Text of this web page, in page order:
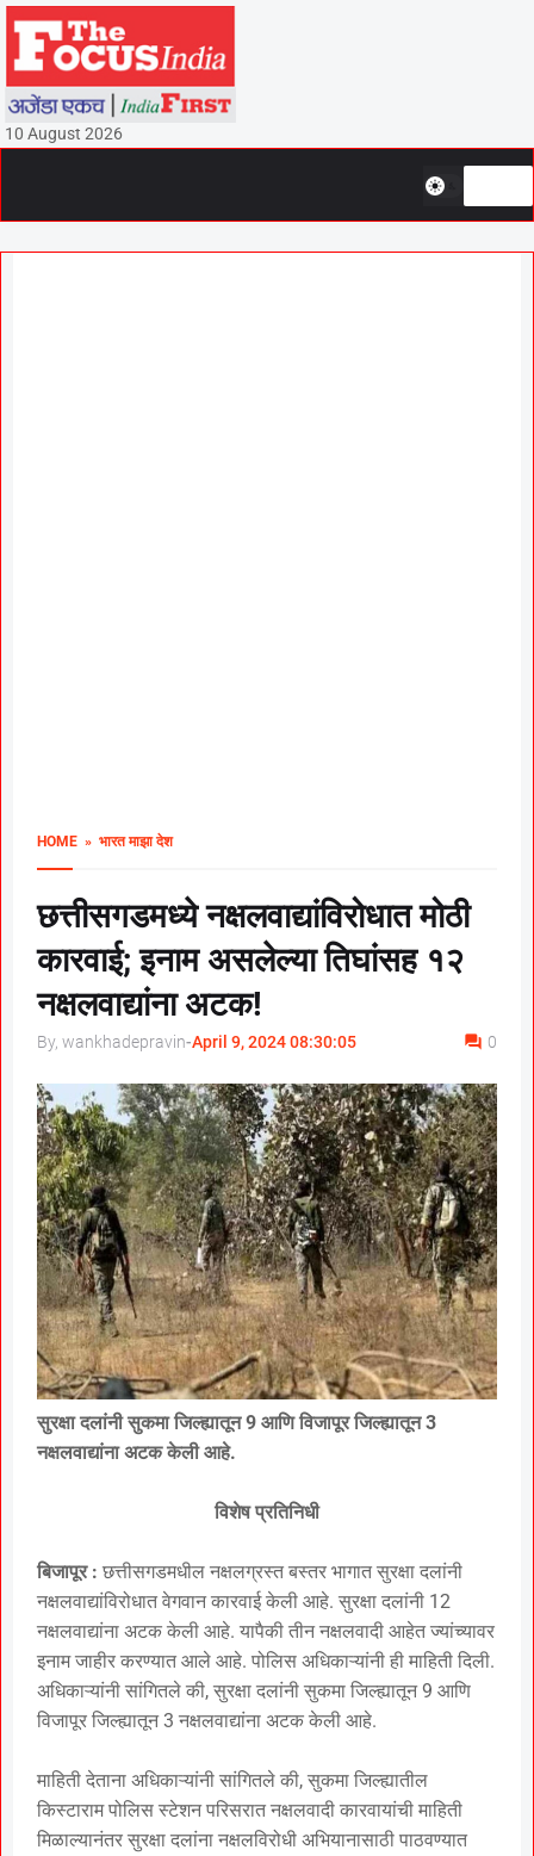
10 August 2026
HOME » भारत माझा देश
छत्तीसगडमध्ये नक्षलवाद्यांविरोधात मोठी
कारवाई; इनाम असलेल्या तिघांसह १२
नक्षलवाद्यांना अटक!
By, wankhadepravin-April 9, 2024 08:30:05 0
सुरक्षा दलांनी सुकमा जिल्ह्यातून 9 आणि विजापूर जिल्ह्यातून 3
नक्षलवाद्यांना अटक केली आहे.
विशेष प्रतिनिधी
बिजापूर : छत्तीसगडमधील नक्षलग्रस्त बस्तर भागात सुरक्षा दलांनी
नक्षलवाद्यांविरोधात वेगवान कारवाई केली आहे. सुरक्षा दलांनी 12
नक्षलवाद्यांना अटक केली आहे. यापैकी तीन नक्षलवादी आहेत ज्यांच्यावर
इनाम जाहीर करण्यात आले आहे. पोलिस अधिकाऱ्यांनी ही माहिती दिली.
अधिकाऱ्यांनी सांगितले की, सुरक्षा दलांनी सुकमा जिल्ह्यातून 9 आणि
विजापूर जिल्ह्यातून 3 नक्षलवाद्यांना अटक केली आहे.
माहिती देताना अधिकाऱ्यांनी सांगितले की, सुकमा जिल्ह्यातील
किस्टाराम पोलिस स्टेशन परिसरात नक्षलवादी कारवायांची माहिती
मिळाल्यानंतर सुरक्षा दलांना नक्षलविरोधी अभियानासाठी पाठवण्यात